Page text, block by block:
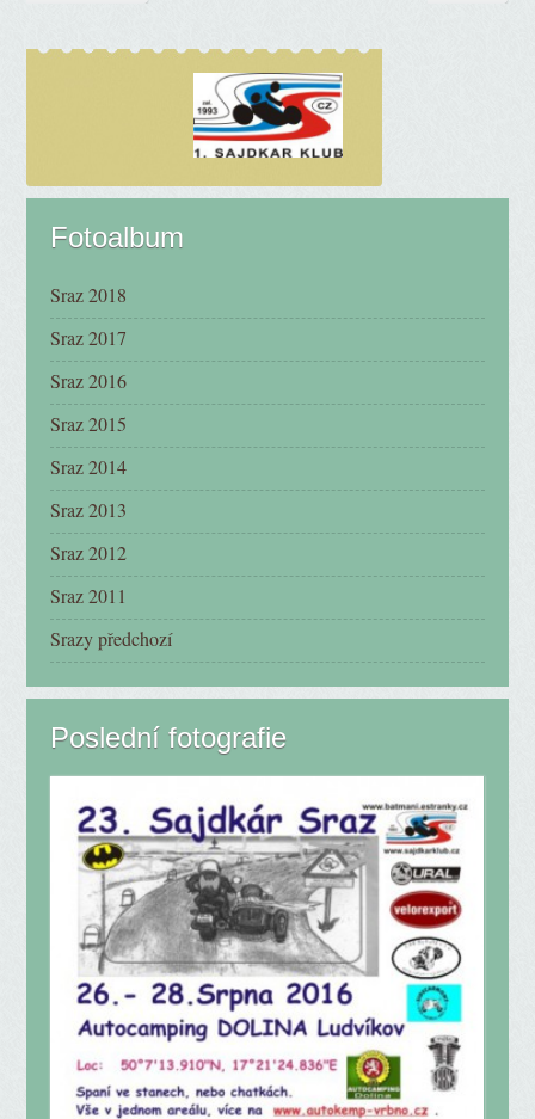
Fotoalbum
Sraz 2018
Sraz 2017
Sraz 2016
Sraz 2015
Sraz 2014
Sraz 2013
Sraz 2012
Sraz 2011
Srazy předchozí
Poslední fotografie